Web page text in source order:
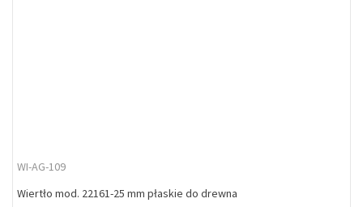
WI-AG-109
Wiertło mod. 22161-25 mm płaskie do drewna